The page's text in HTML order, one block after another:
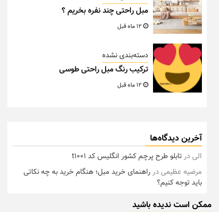
مبل راحتی چند نفره بخریم ؟
دسته‌بندی نشده
ترکیب رنگ مبل راحتی طوسی
آخرین دیدگاه‌ها
الیدرتابلو طرح پرچم کشور انگلیس کد t1001
مرضیه عظیمیدر راهنمای خرید مبل؛ هنگام خرید به چه نکاتی
باید توجه کنیم؟
ممکن است ندیده باشید